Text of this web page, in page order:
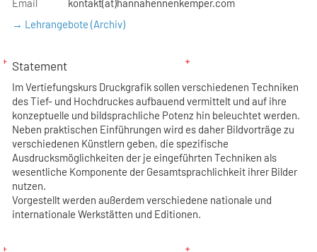
Email
kontakt(at)hannahennenkemper.com
→ Lehrangebote (Archiv)
Statement
Im Vertiefungskurs Druckgrafik sollen verschiedenen Techniken
des Tief- und Hochdruckes aufbauend vermittelt und auf ihre
konzeptuelle und bildsprachliche Potenz hin beleuchtet werden.
Neben praktischen Einführungen wird es daher Bildvorträge zu
verschiedenen Künstlern geben, die spezifische
Ausdrucksmöglichkeiten der je eingeführten Techniken als
wesentliche Komponente der Gesamtsprachlichkeit ihrer Bilder
nutzen.
Vorgestellt werden außerdem verschiedene nationale und
internationale Werkstätten und Editionen.